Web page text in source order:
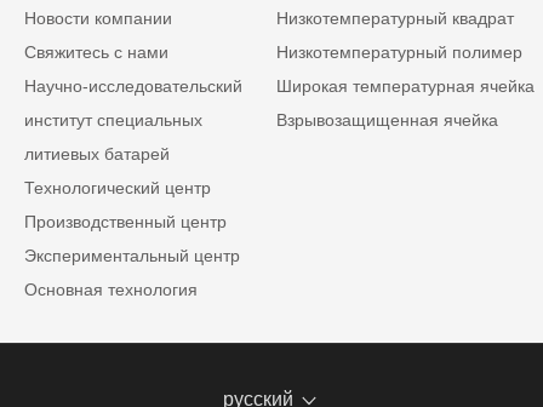
Новости компании
Свяжитесь с нами
Научно-исследовательский
институт специальных
литиевых батарей
Технологический центр
Производственный центр
Экспериментальный центр
Основная технология
Низкотемпературный квадрат
Низкотемпературный полимер
Широкая температурная ячейка
Взрывозащищенная ячейка
русский